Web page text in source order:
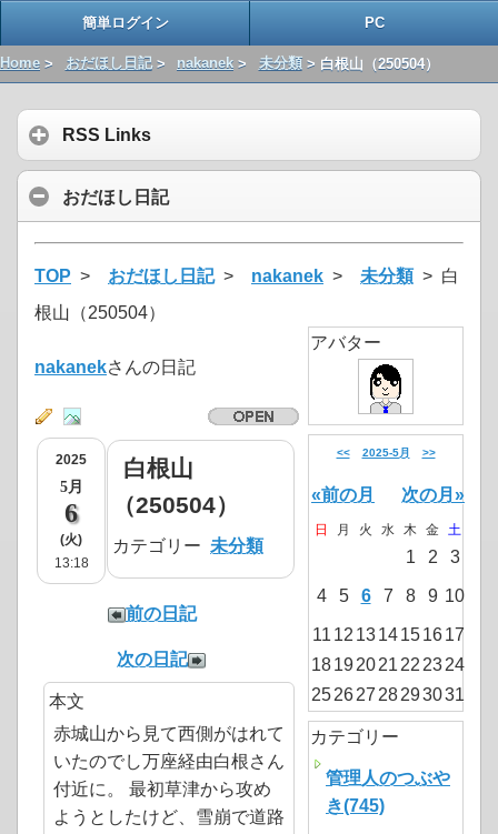
簡単ログイン PC
Home > おだほし日記> nakanek > 未分類> 白根山（250504）
RSS Links
おだほし日記
TOP > おだほし日記> nakanek > 未分類> 白
根山（250504）
nakanekさんの日記
2025
5月
6
(火)
13:18
白根山
（250504）
前の日記
次の日記
カテゴリー 未分類
本文
赤城山から見て西側がはれて
いたのでし万座経由白根さん
付近に。 最初草津から攻め
ようとしたけど、雪崩で道路
アバター
<< 2025-5月 >>
«前の月 次の月»
日 月 火 水 木 金 土
1 2 3
4 5 6 7 8 9 10
11 12 1314151617
18192021 22 2324
252627 28293031
カテゴリー
管理人のつぶや
き(745)